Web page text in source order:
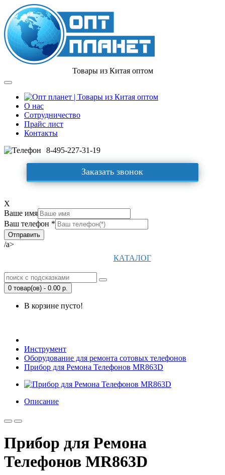
Товары из Китая оптом
О нас
Сотрудничество
Прайс лист
Контакты
8-495-227-31-19
Заказать звонок
X
Ваше имя
Ваш телефон *
/a>
КАТАЛОГ
0 товар(ов) - 0.00 р.
В корзине пусто!
Инструмент
Оборудование для ремонта сотовых телефонов
Прибор для Ремона Телефонов MR863D
Описание
Прибор для Ремона
Телефонов MR863D